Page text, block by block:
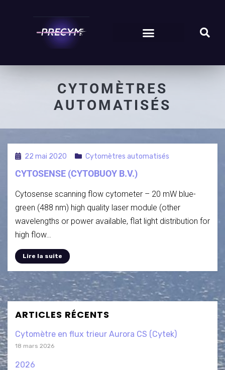
CATÉGORIE
:
CYTOMÈTRES
AUTOMATISÉS
22 mai 2020 Cytomètres automatisés
CYTOSENSE (CYTOBUOY B.V.)
Cytosense scanning flow cytometer – 20 mW blue-
green (488 nm) high quality laser module (other
wavelengths or power available, flat light distribution for
high flow…
Lire la suite
ARTICLES RÉCENTS
Cytomètre en flux trieur Aurora CS (Cytek)
18 mars 2026
2026